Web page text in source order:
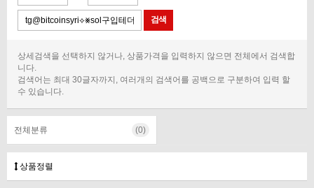
상세검색을 선택하지 않거나, 상품가격을 입력하지 않으면 전체에서 검색합
니다.
검색어는 최대 30글자까지, 여러개의 검색어를 공백으로 구분하여 입력 할
수 있습니다.
전체분류 (0)
상품정렬